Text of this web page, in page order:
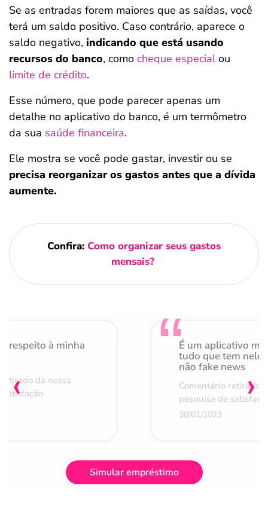
Se as entradas forem maiores que as saídas, você
terá um saldo positivo. Caso contrário, aparece o
saldo negativo, indicando que está usando
recursos do banco, como cheque especialou
limite de crédito.
Esse número, que pode parecer apenas um
detalhe no aplicativo do banco, é um termômetro
da sua saúde financeira.
Ele mostra se você pode gastar, investir ou se
precisa reorganizar os gastos antes que a dívida
aumente.
Confira: Como organizar seus gastos
mensais?
respeito à minha
da nossa
É um aplicativo
tudo que tem nele
não fake news
Comentário retirado
pesquisa de
30/01/2023
‹ ›
Simular empréstimo